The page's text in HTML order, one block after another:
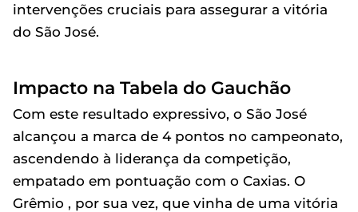
intervenções cruciais para assegurar a vitória
do São José.
Impacto na Tabela do Gauchão
Com este resultado expressivo, o São José
alcançou a marca de 4 pontos no campeonato,
ascendendo à liderança da competição,
empatado em pontuação com o Caxias. O
Grêmio , por sua vez, que vinha de uma vitória